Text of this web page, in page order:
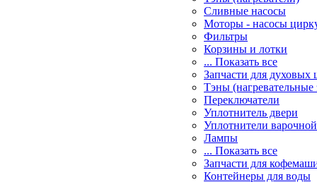
Сливные насосы
Моторы - насосы
Фильтры
Корзины и лотки
... Показать все
Запчасти для
Тэны
Переключатели
Уплотнитель двери
Уплотнители
Лампы
... Показать все
Запчасти для
Контейнеры для воды